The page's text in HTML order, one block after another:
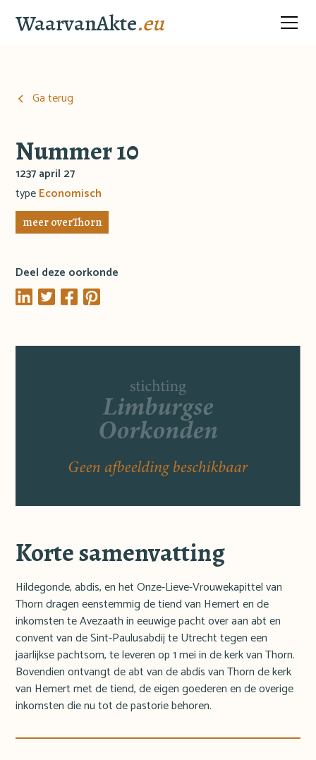
WaarvanAkte.eu
Ga terug
Nummer 10
1237 april 27
typeEconomisch
meer overThorn
Deel deze oorkonde
Korte samenvatting
Hildegonde, abdis, en het Onze-Lieve-Vrouwekapittel van
Thorn dragen eenstemmig de tiend van Hemert en de
inkomsten te Avezaath in eeuwige pacht over aan abt en
convent van de Sint-Paulusabdij te Utrecht tegen een
jaarlijkse pachtsom, te leveren op 1 mei in de kerk van Thorn.
Bovendien ontvangt de abt van de abdis van Thorn de kerk
van Hemert met de tiend, de eigen goederen en de overige
inkomsten die nu tot de pastorie behoren.